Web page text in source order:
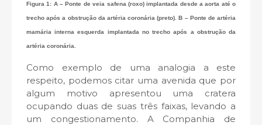
Figura 1: A – Ponte de veia safena (roxo) implantada desde a aorta até o
trecho após a obstrução da artéria coronária (preto). B – Ponte de artéria
mamária interna esquerda implantada no trecho após a obstrução da
artéria coronária.
Como exemplo de uma analogia a este
respeito, podemos citar uma avenida que por
algum motivo apresentou uma cratera
ocupando duas de suas três faixas, levando a
um congestionamento. A Companhia de